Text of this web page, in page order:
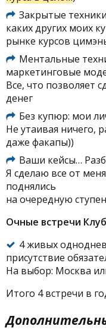
Закрытые
каких других моих
рынке курсов
Ментальные
маркетинговые
Все, что позволяет
денег
Без купюр: мои
Не утаивая ничего,
даже факапы))
Ваши кейсы…
Я сделаю все от
поднялись
на очередную
Очные встречи
4 живых
присутствие
На выбор: Москва
Итого 4 встречи в